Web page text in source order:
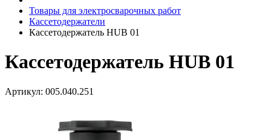
Товары для электросварочных работ
Кассетодержатели
Кассетодержатель HUB 01
Кассетодержатель HUB 01
Артикул: 005.040.251